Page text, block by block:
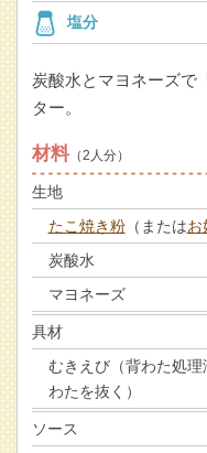
塩分
炭酸水とマヨネーズで
ター。
材料（2人分）
生地
たこ焼き粉（またはお
炭酸水
マヨネーズ
具材
むきえび（背わた処
わたを抜く）
ソース